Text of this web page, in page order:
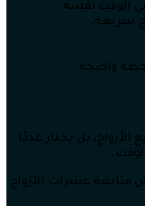
في الوقت نفسه.
سريعة.
خطة واضحة.
بل يختار عددًا
متابعة عشرات الأزواج